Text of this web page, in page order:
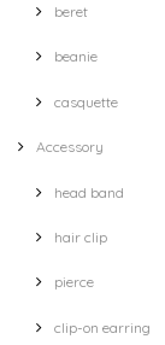
beret
beanie
casquette
Accessory
head band
hair clip
pierce
clip-on earring